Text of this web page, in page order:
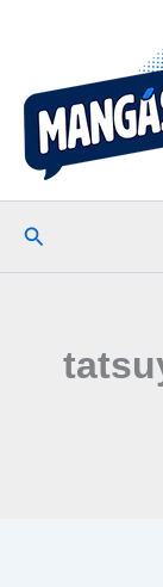
conteúdo
Pesquisar